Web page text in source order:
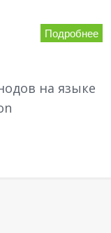
Подробнее
на языке